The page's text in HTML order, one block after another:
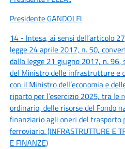
Presidente GANDOLFI
14 - Intesa, ai sensi dell’articolo
legge 24 aprile 2017, n. 50,
dalla legge 21 giugno 2017, n. 96,
del Ministro delle infrastrutture e
con il Ministro dell’economia e
riparto per l’esercizio 2025, tra le
ordinario, delle risorse del Fondo
finanziario agli oneri del trasporto
ferroviario. (INFRASTRUTTURE E
E FINANZE)